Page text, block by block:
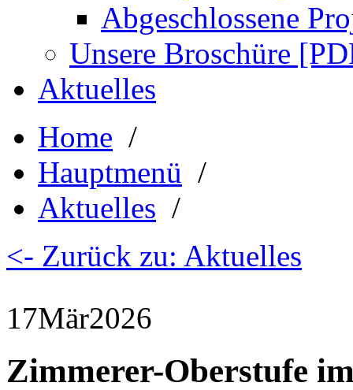
Abgeschlossene
Unsere Broschüre
Aktuelles
Home /
Hauptmenü /
Aktuelles /
<- Zurück zu: Aktuelles
17Mär2026
Zimmerer-Oberstufe